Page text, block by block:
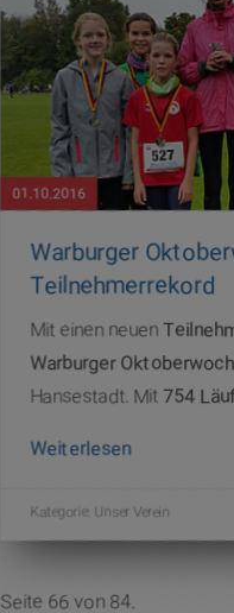
01.10.2016
Warburger
Teilnehmerrekord
Mit einen neuen
Warburger
Hansestadt. Mit 754
Weiterlesen
Kategorie: Unser Verein
Seite 66 von 84.